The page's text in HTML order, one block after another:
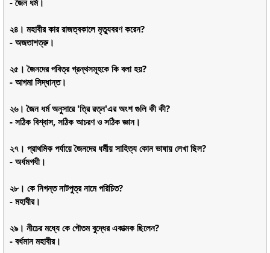
- জৈন ধর্ম।
২৪। মহাবীর কার রাজত্বকালে মৃত্যুবরণ করেন?
- অজতাশত্রু।
২৫। জৈনদের পবিত্র গ্রন্থসমূহকে কি বলা হয়?
- আগমা সিদ্ধান্ত।
২৬। জৈন ধর্ম অনুসারে 'ত্রি রত্ন'এর অংশ গুলি কী কী?
- সঠিক বিশ্বাস, সঠিক আচরণ ও সঠিক জ্ঞান।
২৭। প্রাথমিক পর্যায়ে জৈনদের ধর্মীয় সাহিত্য কোন ভাষায় লেখা ছিল?
- অর্ধমগধী।
২৮। কে নিগন্ত নাটপুত্র নামে পরিচিত?
- মহাবীর।
২৯। নীচের মধ্যে কে গৌতম বুদ্ধের একাত্মক ছিলেন?
- বর্ধমান মহাবীর।